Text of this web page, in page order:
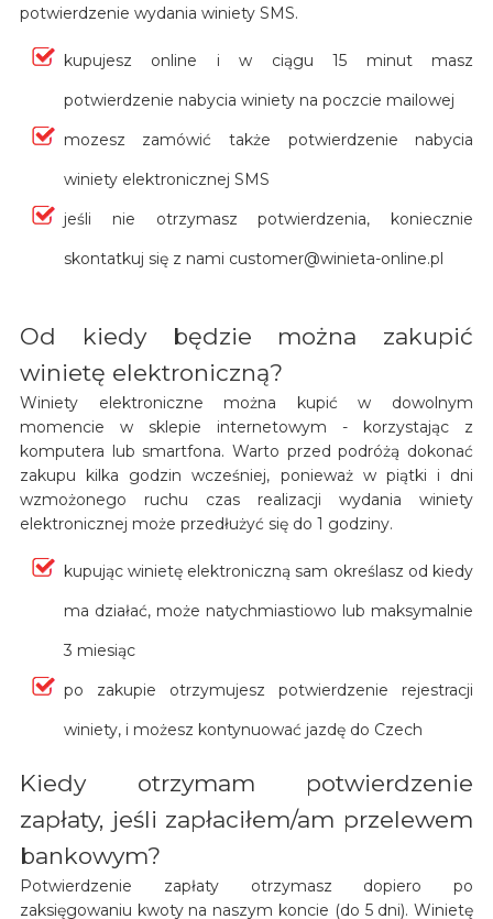
potwierdzenie wydania winiety SMS.
kupujesz online i w ciągu 15 minut masz
potwierdzenie nabycia winiety na poczcie mailowej
mozesz zamówić także potwierdzenie nabycia
winiety elektronicznej SMS
jeśli nie otrzymasz potwierdzenia, koniecznie
skontatkuj się z nami customer@winieta-online.pl
Od kiedy będzie można zakupić
winietę elektroniczną?
Winiety elektroniczne można kupić w dowolnym
momencie w sklepie internetowym - korzystając z
komputera lub smartfona. Warto przed podróżą dokonać
zakupu kilka godzin wcześniej, ponieważ w piątki i dni
wzmożonego ruchu czas realizacji wydania winiety
elektronicznej może przedłużyć się do 1 godziny.
kupując winietę elektroniczną sam określasz od kiedy
ma działać, może natychmiastiowo lub maksymalnie
3 miesiąc
po zakupie otrzymujesz potwierdzenie rejestracji
winiety, i możesz kontynuować jazdę do Czech
Kiedy otrzymam potwierdzenie
zapłaty, jeśli zapłaciłem/am przelewem
bankowym?
Potwierdzenie zapłaty otrzymasz dopiero po
zaksięgowaniu kwoty na naszym koncie (do 5 dni). Winietę